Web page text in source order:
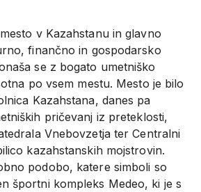
v Kazahstanu in glavno
finančno in gospodarsko
se z bogato umetniško
po vsem mestu. Mesto je bilo
Kazahstana, danes pa
pričevanj iz preteklosti,
Vnebovzetja ter Centralni
kazahstanskih mojstrovin.
podobo, katere simboli so
športni kompleks Medeo, ki je s